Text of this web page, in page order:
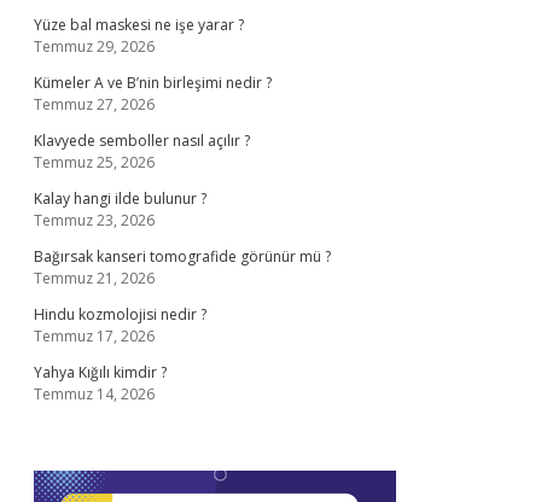
Yüze bal maskesi ne işe yarar ?
Temmuz 29, 2026
Kümeler A ve B’nin birleşimi nedir ?
Temmuz 27, 2026
Klavyede semboller nasıl açılır ?
Temmuz 25, 2026
Kalay hangi ilde bulunur ?
Temmuz 23, 2026
Bağırsak kanseri tomografide görünür mü ?
Temmuz 21, 2026
Hindu kozmolojisi nedir ?
Temmuz 17, 2026
Yahya Kığılı kimdir ?
Temmuz 14, 2026